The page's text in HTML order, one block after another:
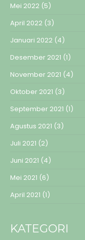
Mei 2022 (5)
April 2022 (3)
Januari 2022 (4)
Desember 2021 (1)
November 2021 (4)
Oktober 2021 (3)
September 2021 (1)
Agustus 2021 (3)
Juli 2021 (2)
Juni 2021 (4)
Mei 2021 (6)
April 2021 (1)
KATEGORI